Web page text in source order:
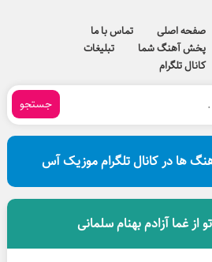
صفحه اصلی
تماس با ما
پخش آهنگ شما
تبلیغات
کانال تلگرام
جستجو
ها در کانال تلگرام موزیک آس
از غما آزادم بهنام سلمانی